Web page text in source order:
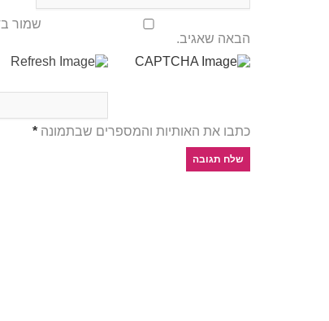
שמור
הבאה שאגיב.
כתבו את האותיות והמספרים שבתמונה *